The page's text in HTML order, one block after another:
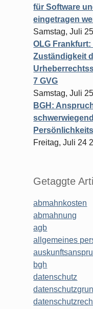
für Software
eingetragen
Samstag, Juli
OLG
Zuständigkeit
7 GVG
Samstag, Juli
BGH:
Freitag, Juli 24
Getaggte
abmahnkosten
abmahnung
agb
allgemeines
bgh
datenschutz